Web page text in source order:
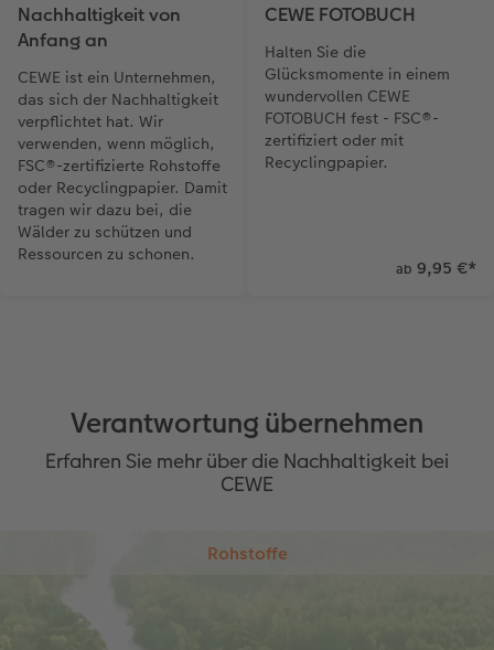
Nachhaltigkeit von
Anfang an
CEWE ist ein Unternehmen,
das sich der Nachhaltigkeit
verpflichtet hat. Wir
verwenden, wenn möglich,
FSC®-zertifizierte Rohstoffe
oder Recyclingpapier. Damit
tragen wir dazu bei, die
Wälder zu schützen und
Ressourcen zu schonen.
CEWE FOTOBUCH
Halten Sie die
Glücksmomente in einem
wundervollen CEWE
FOTOBUCH fest - FSC®-
zertifiziert oder mit
Recyclingpapier.
ab 9,95 €*
Verantwortung übernehmen
Erfahren Sie mehr über die Nachhaltigkeit bei
CEWE